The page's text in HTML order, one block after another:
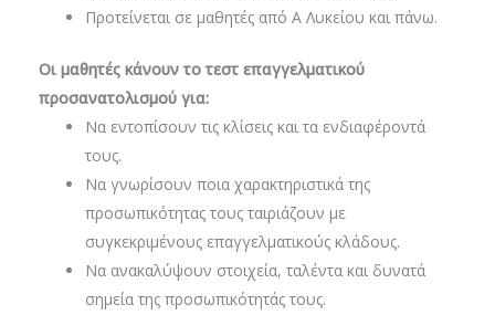
Προτείνεται σε μαθητές από Α Λυκείου και πάνω.
Οι μαθητές κάνουν το τεστ επαγγελματικού
προσανατολισμού για:
Να εντοπίσουν τις κλίσεις και τα ενδιαφέροντά
τους.
Να γνωρίσουν ποια χαρακτηριστικά της
προσωπικότητας τους ταιριάζουν με
συγκεκριμένους επαγγελματικούς κλάδους.
Να ανακαλύψουν στοιχεία, ταλέντα και δυνατά
σημεία της προσωπικότητάς τους.